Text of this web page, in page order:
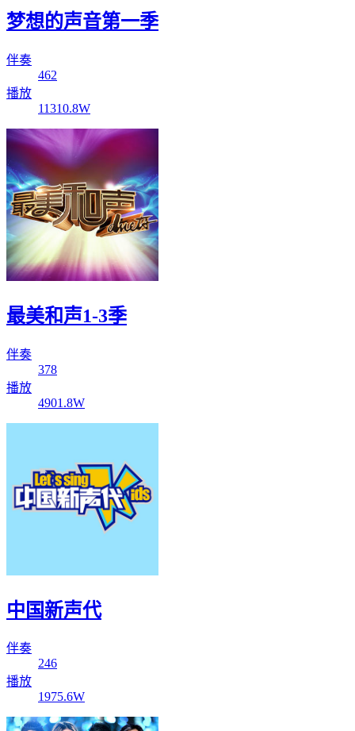
梦想的声音第一季
伴奏
462
播放
11310.8W
最美和声1-3季
伴奏
378
播放
4901.8W
中国新声代
伴奏
246
播放
1975.6W